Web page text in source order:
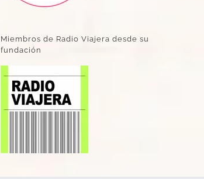
Miembros de Radio Viajera desde su
fundación